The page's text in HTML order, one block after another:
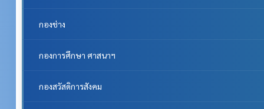
กองช่าง
กองการศึกษา ศาสนาฯ
กองสวัสดิการสังคม